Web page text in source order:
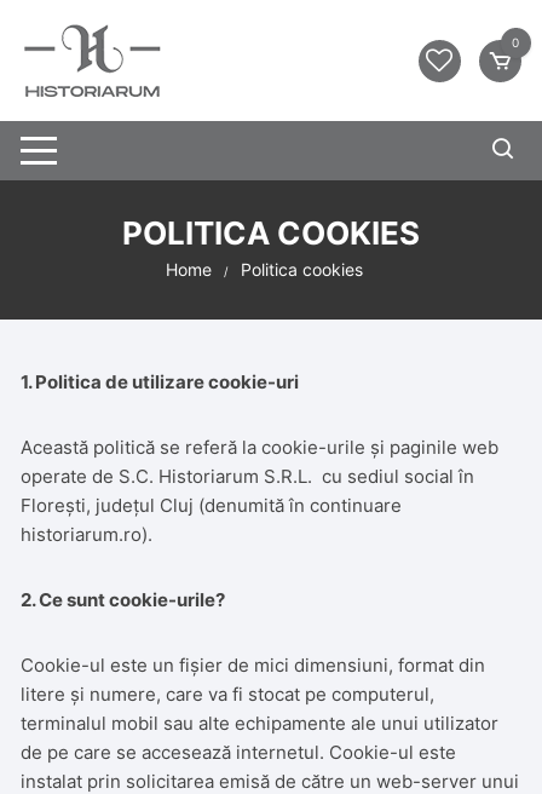
0
POLITICA COOKIES
Home Politica cookies
1. Politica de utilizare cookie-uri
Această politică se referă la cookie-urile și paginile web
operate de S.C. Historiarum S.R.L. cu sediul social în
Florești, județul Cluj (denumită în continuare
historiarum.ro).
2. Ce sunt cookie-urile?
Cookie-ul este un fișier de mici dimensiuni, format din
litere și numere, care va fi stocat pe computerul,
terminalul mobil sau alte echipamente ale unui utilizator
de pe care se accesează internetul. Cookie-ul este
instalat prin solicitarea emisă de către un web-server unui